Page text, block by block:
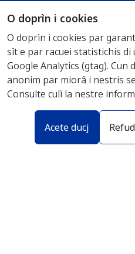
CrossTerm
Crossborder standardization of
Come che al funzione?
O doprìn i cookies
O doprìn i cookies par
sît e par racuei statistichis di
Google Analytics (gtag).
anonim par miorâ i nestris
Consulte culì la nestre
Acete ducj